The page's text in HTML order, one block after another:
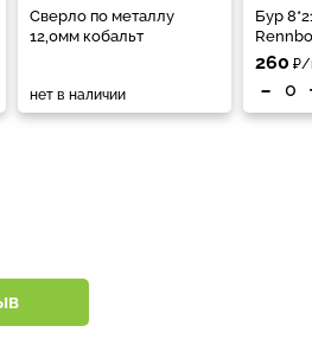
Сверло по металлу
12,0мм кобальт
нет в наличии
Бур
260 ₽/
-